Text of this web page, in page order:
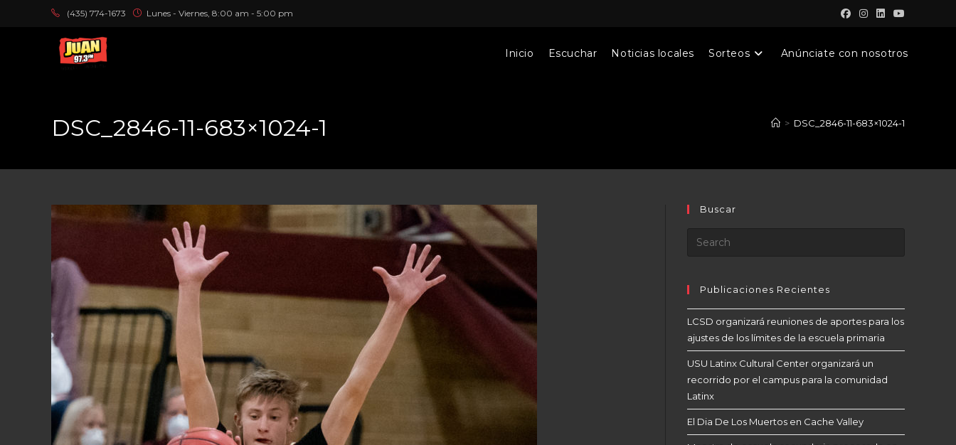
(435) 774-1673 Lunes - Viernes, 8:00 am - 5:00 pm
Inicio Escuchar Noticias locales Sorteos Anúnciate con nosotros
DSC_2846-11-683×1024-1 > DSC_2846-11-683×1024-1
Buscar
Publicaciones Recientes
LCSD organizará reuniones de aportes para los
ajustes de los límites de la escuela primaria
USU Latinx Cultural Center organizará un
recorrido por el campus para la comunidad
Latinx
El Dia De Los Muertos en Cache Valley